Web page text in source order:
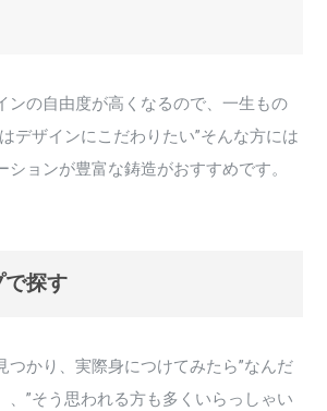
ンの自由度が高くなるので、一生もの
デザインにこだわりたい”そんな方には
ションが豊富な鋳造がおすすめです。
で探す
つかり、実際身につけてみたら”なんだ
、”そう思われる方も多くいらっしゃい